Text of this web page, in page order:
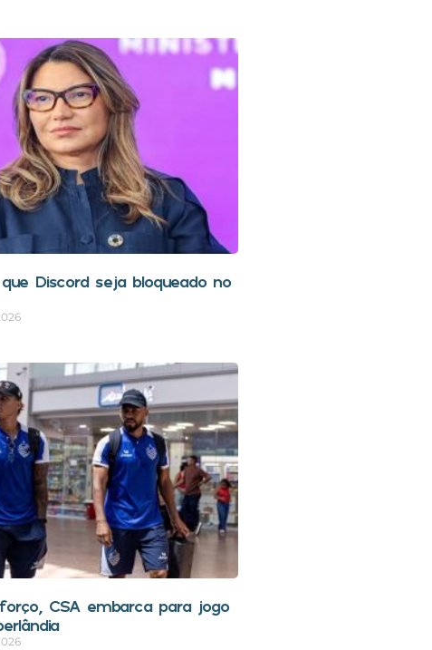
Discord seja bloqueado no
CSA embarca para jogo